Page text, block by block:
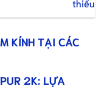
KÍNH TẠI CÁC
2K: LỰA